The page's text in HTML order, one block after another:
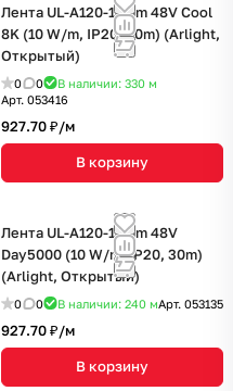
Лента UL-A120-10mm 48V Cool
8K (10 W/m, IP20, 30m) (Arlight,
Открытый)
0 0 В наличии: 330 м
Арт. 053416
927.70 ₽/м
В корзину
Лента UL-A120-10mm 48V
Day5000 (10 W/m, IP20, 30m)
(Arlight, Открытый)
0 0 В наличии: 240 мАрт. 053135
927.70 ₽/м
В корзину